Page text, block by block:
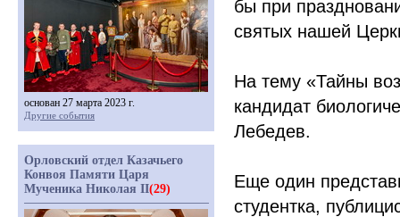
бы при
святых нашей
На тему «Тайны
кандидат
Лебедев.
Еще один
студентка,
основан 27 марта 2023 г.
Другие события
Орловский отдел Казачьего
Конвоя Памяти Царя
Мученика Николая II(29)